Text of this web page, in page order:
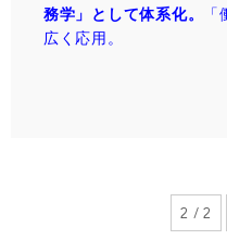
務学」として体系化。
広く応用。
2 / 2